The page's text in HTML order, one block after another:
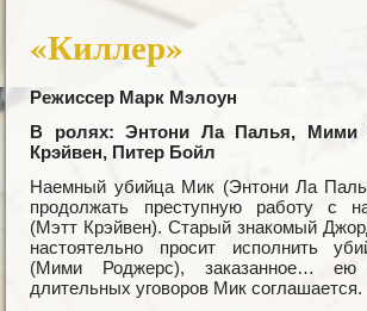
«Киллер»
Режиссер Марк Мэлоун
В ролях: Энтони Ла Палья, Мими
Крэйвен, Питер Бойл
Наемный убийца Мик (Энтони Ла
продолжать преступную работу с
(Мэтт Крэйвен). Старый знакомый
настоятельно просит исполнить
(Мими Роджерс), заказанное…
длительных уговоров Мик соглашается.